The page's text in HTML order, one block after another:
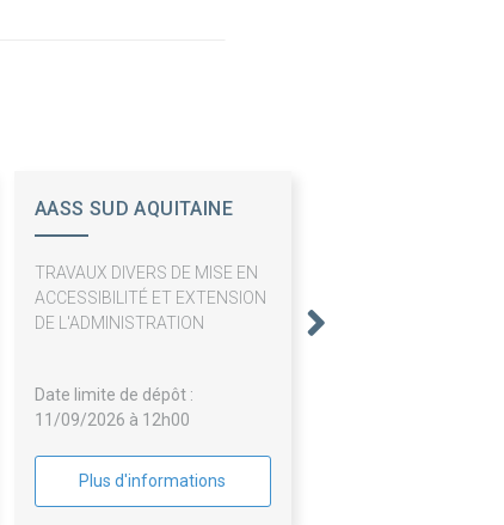
AASS SUD AQUITAINE
TRAVAUX DIVERS DE MISE EN
ACCESSIBILITÉ ET EXTENSION
DE L'ADMINISTRATION
Date limite de dépôt :
11/09/2026 à 12h00
Plus d'informations